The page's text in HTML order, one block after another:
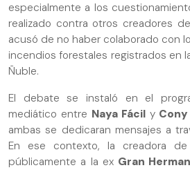
especialmente a los
realizado contra otros creadores
acusó de no haber colaborado con
incendios forestales registrados en
Ñuble.
El debate se instaló en el
mediático entre Naya Fácily
ambas se dedicaran mensajes a
En ese contexto, la creadora
públicamente a la ex Gran